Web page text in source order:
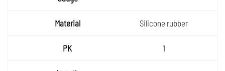
Silicone rubber
1